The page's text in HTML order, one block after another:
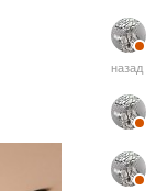
назад